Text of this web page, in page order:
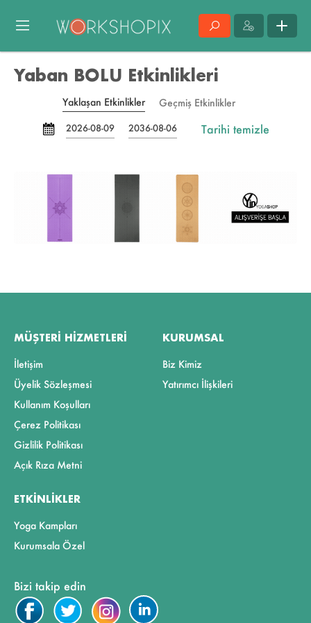
Yaban BOLU Etkinlikleri
Yaklaşan Etkinlikler Geçmiş Etkinlikler
2026-08-09 2036-08-06 Tarihi temizle
MÜŞTERI HIZMETLERI
İletişim
Üyelik Sözleşmesi
Kullanım Koşulları
Çerez Politikası
Gizlilik Politikası
Açık Rıza Metni
KURUMSAL
Biz Kimiz
Yatırımcı İlişkileri
ETKINLIKLER
Yoga Kampları
Kurumsala Özel
Bizi takip edin